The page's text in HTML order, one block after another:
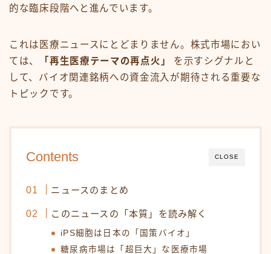
的な臨床段階へと進んでいます。
これは医療ニュースにとどまりません。株式市場におい
ては、
「再生医療テーマの再点火」
を示すシグナルと
して、バイオ関連銘柄への資金流入が期待される重要な
トピックです。
CLOSE
Contents
ニュースのまとめ
このニュースの「本質」を読み解く
iPS細胞は日本の「国策バイオ」
糖尿病市場は「超巨大」な医療市場